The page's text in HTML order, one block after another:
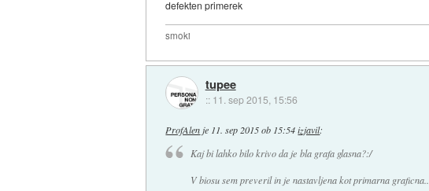
defekten primerek
smoki
tupee
:: 11. sep 2015, 15:56
ProfAlen je 11. sep 2015 ob 15:54 izjavil:
Kaj bi lahko bilo krivo da je bla grafa glasna?:/
V biosu sem preveril in je nastavljena kot primarna graficna..